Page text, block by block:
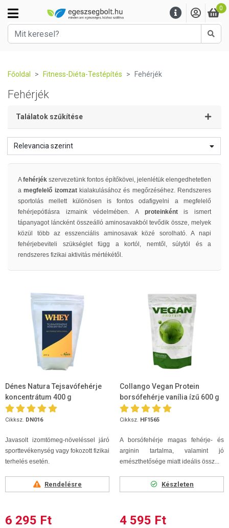
0
Főoldal Fitness-Diéta-Testépítés Fehérjék
Fehérjék
Találatok szűkítése
Relevancia szerint
Afehérjék szervezetünk fontos építőkövei, jelenlétük elengedhetetlen
amegfelelő izomzat kialakulásához és megőrzéséhez. Rendszeres
sportolás mellett különösen is fontos odafigyelni a megfelelő
fehérjepótlásra izmaink védelmében. A proteinkéntis ismert
tápanyagot láncként összeálló aminosavakból tevődik össze, melyek
közül több az esszenciális aminosavak közé sorolható. A napi
fehérjebeviteli szükséglet függ a kortól, nemtől, súlytól és a
rendszeres fizikai aktivitás mértékétől.
Dénes Natura Tejsavófehérje
koncentrátum 400 g
Cikksz. DN016
Javasolt izomtömeg-növeléssel járó
sporttevékenység vagy fokozott fizikai
terhelés esetén.
Rendelésre
6 295 Ft
Collango Vegan Protein
borsófehérje vanília ízű 600 g
Cikksz. HF1565
A borsófehérje magas fehérje- és
arginin tartalma, valamint jó
emészthetősége miatt ideális össz...
Készleten
4 595 Ft